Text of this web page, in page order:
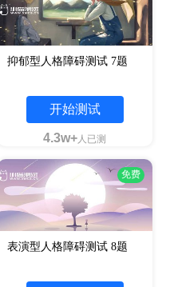
抑郁型人格障碍测试 7题
开始测试
4.3w+人已测
免费
表演型人格障碍测试 8题